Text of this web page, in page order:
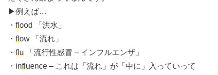
▶︎例えば…
・ flood 「洪水」
・ flow 「流れ」
・ flu 「流行性感冒 – インフルエンザ」
・influence – これは「流れ」が「中に」入っていって